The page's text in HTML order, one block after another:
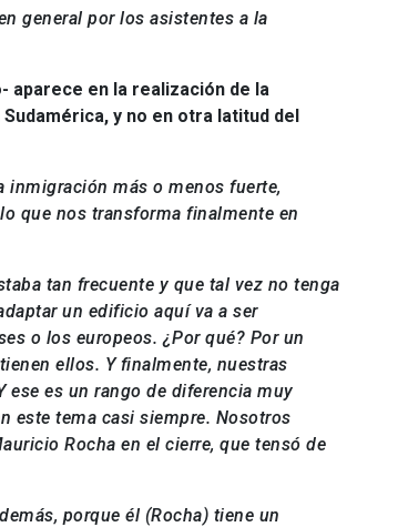
general por los asistentes a la
aparece en la realización de la
y no en otra latitud del
inmigración más o menos fuerte,
que nos transforma finalmente en
tan frecuente y que tal vez no tenga
un edificio aquí va a ser
o los europeos. ¿Por qué? Por un
ellos. Y finalmente, nuestras
ese es un rango de diferencia muy
este tema casi siempre. Nosotros
Rocha en el cierre, que tensó de
porque él (Rocha) tiene un